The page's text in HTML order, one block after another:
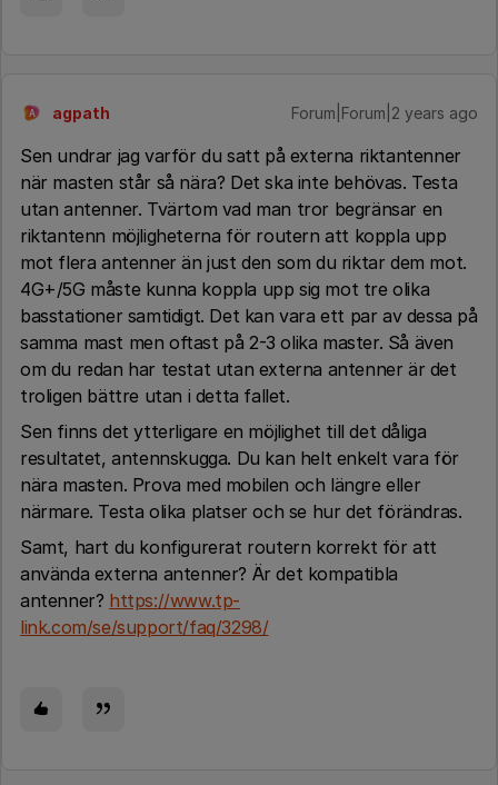
A agpath Forum|Forum|2 years ago
Sen undrar jag varför du satt på externa riktantenner
när masten står så nära? Det ska inte behövas. Testa
utan antenner. Tvärtom vad man tror begränsar en
riktantenn möjligheterna för routern att koppla upp
mot flera antenner än just den som du riktar dem mot.
4G+/5G måste kunna koppla upp sig mot tre olika
basstationer samtidigt. Det kan vara ett par av dessa på
samma mast men oftast på 2-3 olika master. Så även
om du redan har testat utan externa antenner är det
troligen bättre utan i detta fallet.
Sen finns det ytterligare en möjlighet till det dåliga
resultatet, antennskugga. Du kan helt enkelt vara för
nära masten. Prova med mobilen och längre eller
närmare. Testa olika platser och se hur det förändras.
Samt, hart du konfigurerat routern korrekt för att
använda externa antenner? Är det kompatibla
antenner? https://www.tp-
link.com/se/support/faq/3298/